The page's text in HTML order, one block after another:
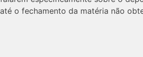
até o fechamento da matéria não